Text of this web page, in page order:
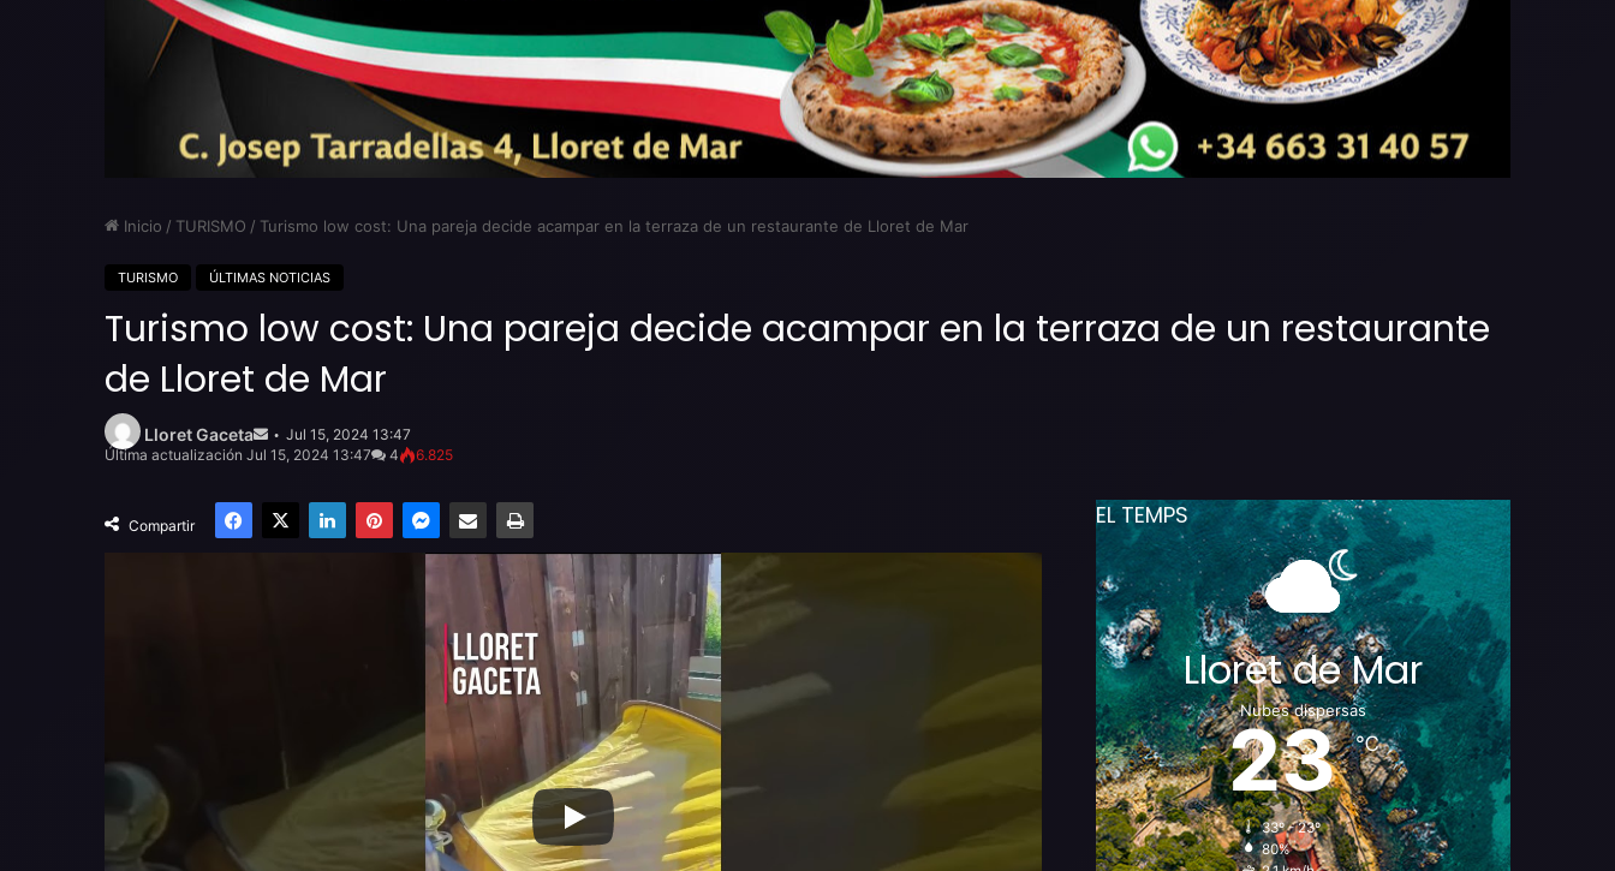
Inicio / TURISMO / Turismo low cost: Una pareja decide acampar en la terraza de un restaurante de Lloret de Mar
TURISMO ÚLTIMAS NOTICIAS
Turismo low cost: Una pareja decide acampar en la terraza de un restaurante
de Lloret de Mar
Lloret Gaceta
emailJul 15, 2024 13:47
Última actualización Jul 15, 2024 13:47
4 6.825
Compartir
Facebook
X LinkedInPinterestMessenger
Compartir por email Imprimir EL TEMPS
Lloret de Mar
Nubes dispersas
23℃
33º - 23º
80%